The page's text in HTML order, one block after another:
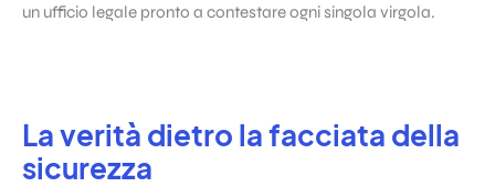
un ufficio legale pronto a contestare ogni singola virgola.
La verità dietro la facciata della
sicurezza